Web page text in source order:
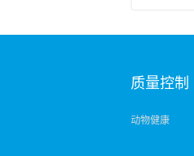
质量控制
动物健康